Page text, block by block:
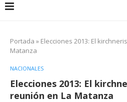
Portada » Elecciones 2013: El
Matanza
NACIONALES
Elecciones 2013: El
reunión en La Matanza